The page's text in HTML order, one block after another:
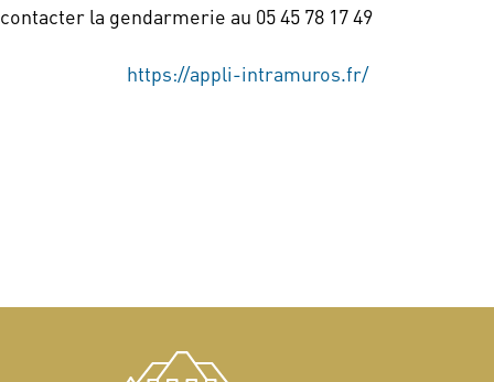
contacter la gendarmerie au 05 45 78 17 49
https://appli-intramuros.fr/